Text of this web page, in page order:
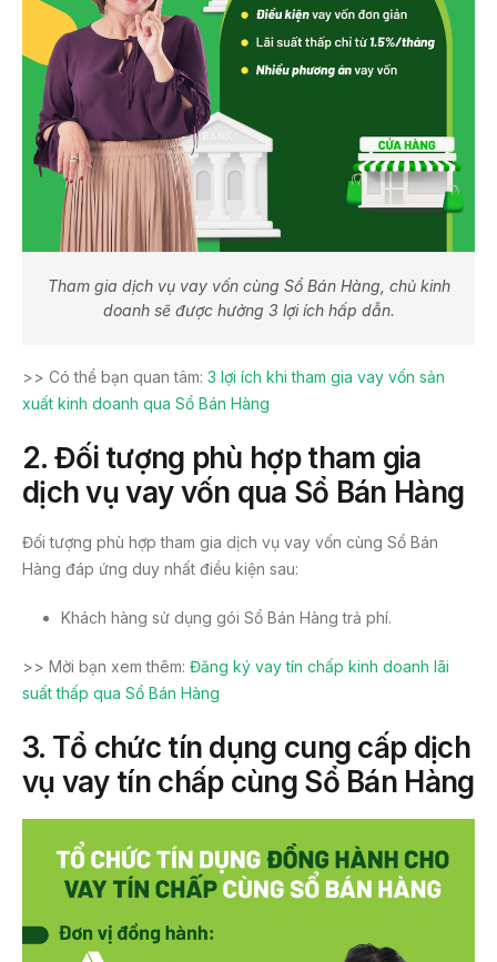
Tham gia dịch vụ vay vốn cùng Sổ Bán Hàng, chủ kinh
doanh sẽ được hưởng 3 lợi ích hấp dẫn.
>> Có thể bạn quan tâm: 3 lợi ích khi tham gia vay vốn sản
xuất kinh doanh qua Sổ Bán Hàng
2. Đối tượng phù hợp tham gia
dịch vụ vay vốn qua Sổ Bán Hàng
Đối tượng phù hợp tham gia dịch vụ vay vốn cùng Sổ Bán
Hàng đáp ứng duy nhất điều kiện sau:
Khách hàng sử dụng gói Sổ Bán Hàng trả phí.
>> Mời bạn xem thêm: Đăng ký vay tín chấp kinh doanh lãi
suất thấp qua Sổ Bán Hàng
3. Tổ chức tín dụng cung cấp dịch
vụ vay tín chấp cùng Sổ Bán Hàng